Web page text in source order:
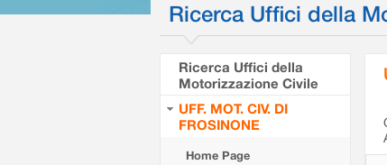
Ricerca Uffici della
Ricerca Uffici della
Motorizzazione Civile
UFF. MOT. CIV. DI
FROSINONE
Home Page